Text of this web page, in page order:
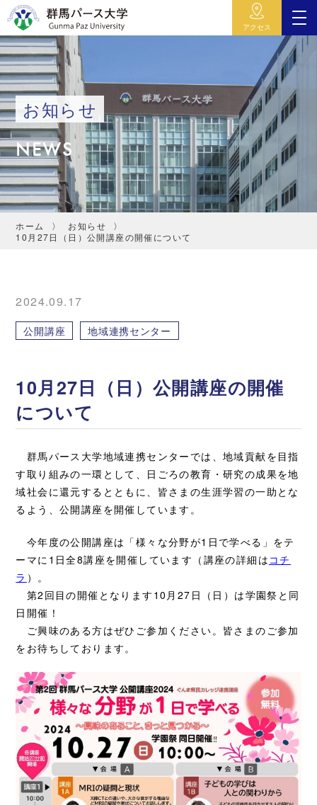
アクセス
お知らせ
NEWS
ホーム
お知らせ
10月27日（日）公開講座の開催について
2024.09.17
公開講座 地域連携センター
10月27日（日）公開講座の開催
について
群馬パース大学地域連携センターでは、地域貢献を目指
す取り組みの一環として、日ごろの教育・研究の成果を地
域社会に還元するとともに、皆さまの生涯学習の一助とな
るよう、公開講座を開催しています。
今年度の公開講座は「様々な分野が1日で学べる」をテ
ーマに1日全8講座を開催しています（講座の詳細は コチ
ラ ）。
第2回目の開催となります10月27日（日）は学園祭と同
日開催！
ご興味のある方はぜひご参加ください。皆さまのご参加
をお待ちしております。